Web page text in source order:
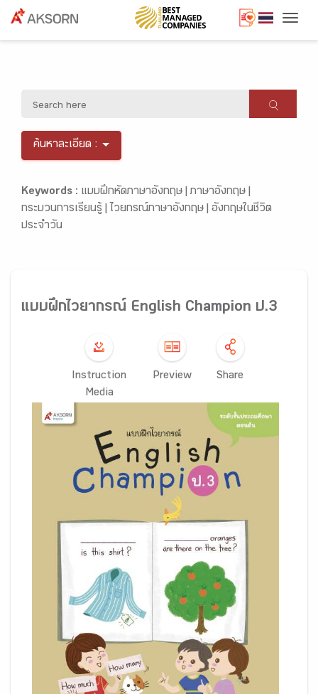
ค้นหาละเอียด :
Keywords : แบบฝึกหัดภาษาอังกฤษ |ภาษาอังกฤษ |
กระบวนการเรียนรู้ | ไวยกรณ์ภาษาอังกฤษ | อังกฤษในชีวิต
ประจำวัน
แบบฝึกไวยากรณ์ English Champion ป.3
Instruction
Media
Preview Share